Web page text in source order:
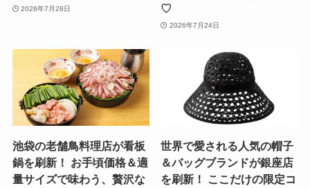
2026年7月28日
♡
2026年7月24日
池袋の老舗鳥料理店が看板
鍋を刷新！ お手頃価格＆適
量サイズで味わう、贅沢な
世界で愛される人気の帽子
＆バッグブランドが銀座店
を刷新！ ここだけの限定コ